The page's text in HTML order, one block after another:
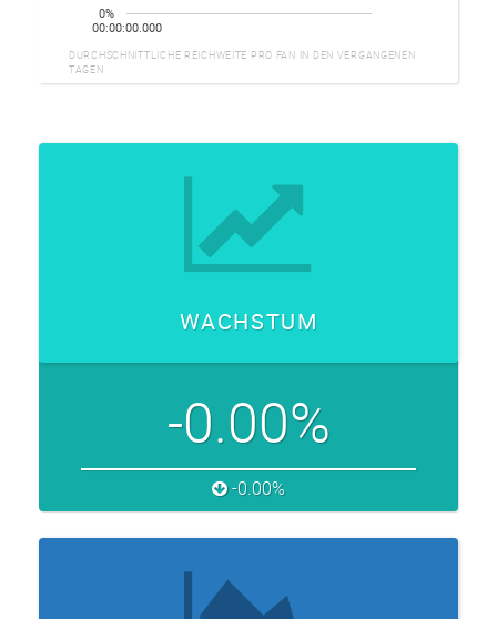
00:00:00.000
0%
DURCHSCHNITTLICHE REICHWEITE PRO FAN IN DEN VERGANGENEN
TAGEN
WACHSTUM
-0.00%
-0.00%